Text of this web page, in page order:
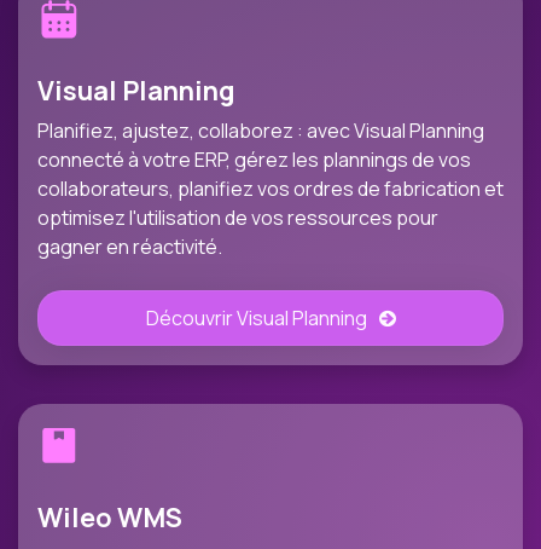
Visual Planning
Planifiez, ajustez, collaborez : avec Visual Planning
connecté à votre ERP, gérez les plannings de vos
collaborateurs, planifiez vos ordres de fabrication et
optimisez l'utilisation de vos ressources pour
gagner en réactivité.
Découvrir Visual Planning
Wileo WMS